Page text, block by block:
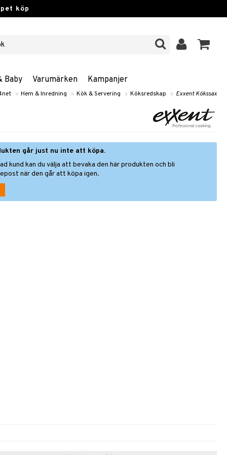
köp
Baby Varumärken Kampanjer
» Hem & Inredning » Kök & Servering » Köksredskap » Exxent Kökssax
går just nu inte att köpa.
kund kan du välja att bevaka den här produkten och bli
när den går att köpa igen.